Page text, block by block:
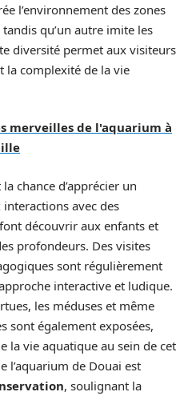
l’environnement des zones
qu’un autre imite les
diversité permet aux visiteurs
la complexité de la vie
merveilles de l'aquarium à
chance d’apprécier un
avec des
découvrir aux enfants et
profondeurs. Des visites
sont régulièrement
interactive et ludique.
les méduses et même
sont également exposées,
la vie aquatique au sein de cet
l’aquarium de Douai est
, soulignant la